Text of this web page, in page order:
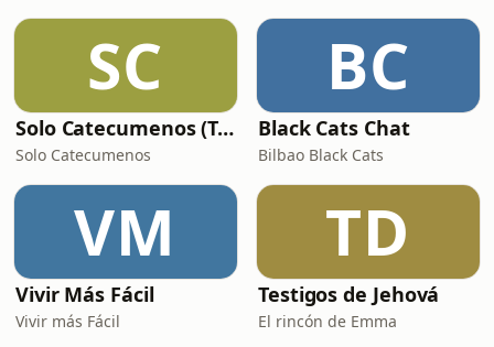
SC
Solo Catecumenos (Temas católicos)
Solo Catecumenos
BC
Black Cats Chat
Bilbao Black Cats
VM
Vivir Más Fácil
Vivir más Fácil
TD
Testigos de Jehová
El rincón de Emma